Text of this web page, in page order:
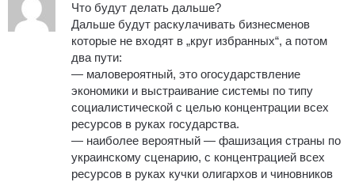
Что будут делать дальше?
Дальше будут раскулачивать бизнесменов
которые не входят в „круг избранных“, а потом
два пути:
— маловероятный, это огосударствление
экономики и выстраивание системы по типу
социалистической с целью концентрации всех
ресурсов в руках государства.
— наиболее вероятный — фашизация страны по
украинскому сценарию, с концентрацией всех
ресурсов в руках кучки олигархов и чиновников